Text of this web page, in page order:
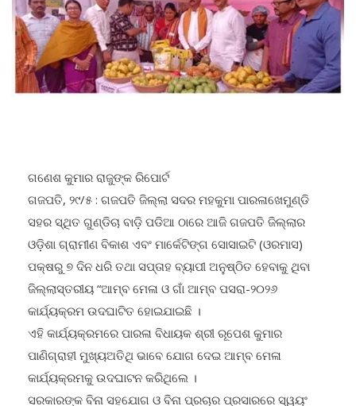
ଗଣେଶ କୁମାର ରାଜୁଙ୍କ ରିପୋର୍ଟ
ଗଜପତି, ୨୯/୫ : ଗଜପତି ଜିଲ୍ଲା ସଦର ମହକୁମା ପାରଳାଖେମୁଣ୍ଡି
ସହର ସ୍ଥିତ ଗୁଣ୍ଡିଚା ବାଡ଼ି ପଡିଆ ଠାରେ ଆଜି ଗଜପତି ଜିଲ୍ଲାର
ଓଡ଼ିଶା ଗ୍ରାମୀଣ ବିକାଶ ଏବଂ ମାର୍କେଟିଙ୍ଗ ସୋସାଇଟି (ଓରମାସ)
ପକ୍ଷରୁ ୭ ଦିନ ଧରି ତଥା ସପ୍ତାହ ବ୍ୟାପୀ ଅନୁଷ୍ଠିତ ହେବାକୁ ଥିବା
ଜିଲ୍ଲାସ୍ତରୀୟ “ଆମ୍ବ ମେଳା ଓ ଗାଁ ଆମ୍ବ ପସରା-୨୦୨୬
କାର୍ଯ୍ୟକ୍ରମ ଉଦଘାଟିତ ହୋଇଯାଇଛି ।
ଏହି କାର୍ଯ୍ୟକ୍ରମରେ ପାରଳା ବିଧାୟକ ଶ୍ରୀ ରୂପେଶ କୁମାର
ପାଣିଗ୍ରାହୀ ମୁଖ୍ୟଅତିଥି ଭାବେ ଯୋଗ ଦେଇ ଆମ୍ବ ମେଳା
କାର୍ଯ୍ୟକ୍ରମକୁ ଉଦଘାଟନ କରିଥିଲେ ।